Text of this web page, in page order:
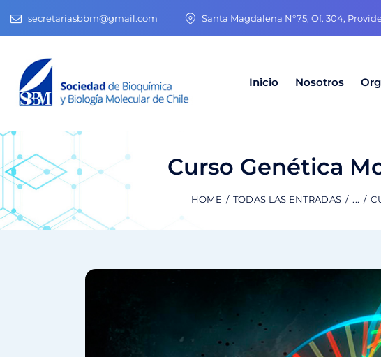
secretariasbbm@gmail.com Santa Magdalena N°75, Of. 304,
Inicio Nosotros
Curso Genética
HOME TODAS LAS ENTRADAS ...